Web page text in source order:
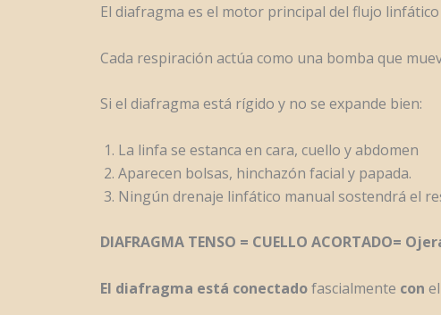
El diafragma es el motor principal del flujo linfático
Cada respiración actúa como una bomba que
Si el diafragma está rígido y no se expande bien:
La linfa se estanca en cara, cuello y abdomen
Aparecen bolsas, hinchazón facial y papada.
Ningún drenaje linfático manual sostendrá el
DIAFRAGMA TENSO = CUELLO ACORTADO=
El diafragma está conectadofascialmente con